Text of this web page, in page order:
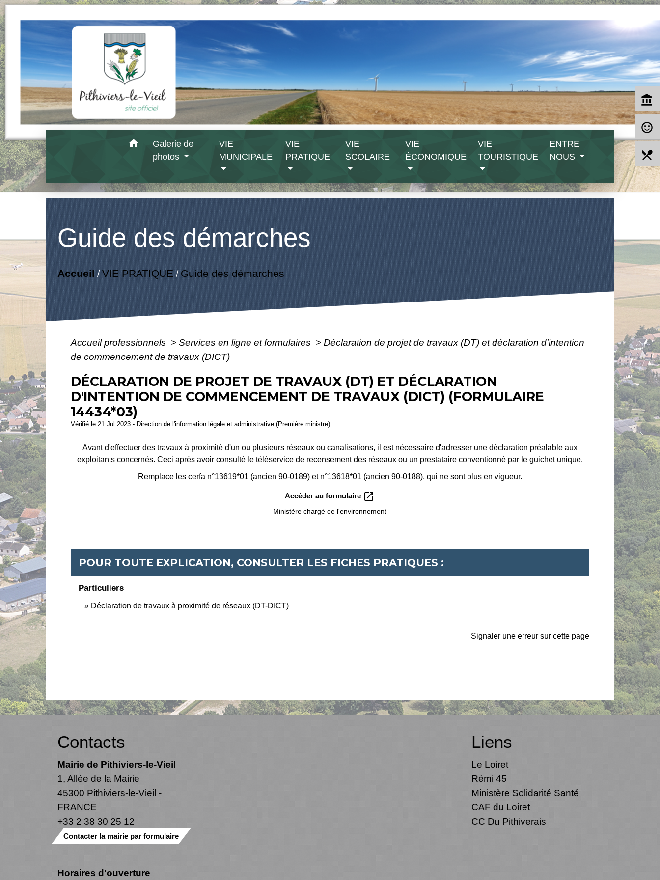
home
Galerie de
photos
VIE
MUNICIPALE
VIE
PRATIQUE
VIE
SCOLAIRE
VIE
ÉCONOMIQUE
VIE
TOURISTIQUE
ENTRE
NOUS
Guide des démarches
Accueil /VIE PRATIQUE/ Guide des démarches
Accueil professionnels > Services en ligne et formulaires > Déclaration de projet de travaux (DT) et déclaration d'intention
de commencement de travaux (DICT)
DÉCLARATION DE PROJET DE TRAVAUX (DT) ET DÉCLARATION
D'INTENTION DE COMMENCEMENT DE TRAVAUX (DICT) (FORMULAIRE
14434*03)
Vérifié le 21 Jul 2023 - Direction de l'information légale et administrative (Première ministre)
Avant d'effectuer des travaux à proximité d'un ou plusieurs réseaux ou canalisations, il est nécessaire d'adresser une déclaration préalable aux
exploitants concernés. Ceci après avoir consulté le téléservice de recensement des réseaux ou un prestataire conventionné par le guichet unique.
Remplace les cerfa n°13619*01 (ancien 90-0189) et n°13618*01 (ancien 90-0188), qui ne sont plus en vigueur.
Accéder au formulaire open_in_new
Ministère chargé de l'environnement
POUR TOUTE EXPLICATION, CONSULTER LES FICHES PRATIQUES :
Particuliers
Déclaration de travaux à proximité de réseaux (DT-DICT)
Signaler une erreur sur cette page
account_balance
sentiment_satisfied_alt
local_dining
Contacts
Mairie de Pithiviers-le-Vieil
1, Allée de la Mairie
45300 Pithiviers-le-Vieil -
FRANCE
+33 2 38 30 25 12
Contacter la mairie par formulaire
Horaires d'ouverture
Liens
Le Loiret
Rémi 45
Ministère Solidarité Santé
CAF du Loiret
CC Du Pithiverais